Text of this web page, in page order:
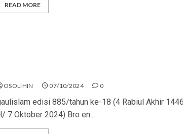
READ MORE
OSOLIHIN 07/10/2024 0
edisi 885/tahun ke-18 (4 Rabiul Akhir 1446
7 Oktober 2024) Bro en...